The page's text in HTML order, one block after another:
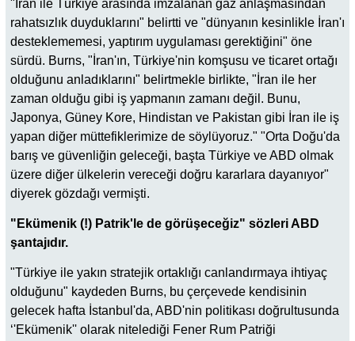
"İran ile Türkiye arasında imzalanan gaz anlaşmasından
rahatsızlık duyduklarını" belirtti ve "dünyanın kesinlikle İran'ı
desteklememesi, yaptırım uygulaması gerektiğini" öne
sürdü. Burns, "İran'ın, Türkiye'nin komşusu ve ticaret ortağı
olduğunu anladıklarını" belirtmekle birlikte, "İran ile her
zaman olduğu gibi iş yapmanın zamanı değil. Bunu,
Japonya, Güney Kore, Hindistan ve Pakistan gibi İran ile iş
yapan diğer müttefiklerimize de söylüyoruz." "Orta Doğu'da
barış ve güvenliğin geleceği, başta Türkiye ve ABD olmak
üzere diğer ülkelerin vereceği doğru kararlara dayanıyor"
diyerek gözdağı vermişti.
"Ekümenik (!) Patrik'le de görüşeceğiz" sözleri ABD
şantajıdır.
"Türkiye ile yakın stratejik ortaklığı canlandırmaya ihtiyaç
olduğunu" kaydeden Burns, bu çerçevede kendisinin
gelecek hafta İstanbul'da, ABD'nin politikası doğrultusunda
‘'Ekümenik'' olarak nitelediği Fener Rum Patriği